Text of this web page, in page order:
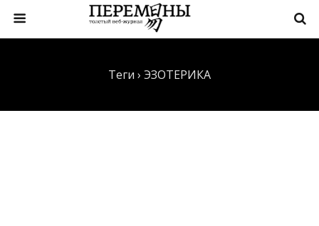
Теги › ЭЗОТЕРИКА